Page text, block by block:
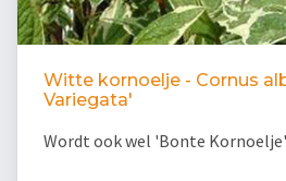
Witte kornoelje - Cornus
Variegata'
Wordt ook wel 'Bonte